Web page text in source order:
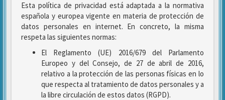
Esta política de privacidad está adaptada a la normativa
española y europea vigente en materia de protección de
datos personales en internet. En concreto, la misma
respeta las siguientes normas:
El Reglamento (UE) 2016/679 del Parlamento
Europeo y del Consejo, de 27 de abril de 2016,
relativo a la protección de las personas físicas en lo
que respecta al tratamiento de datos personales y a
la libre circulación de estos datos (RGPD).